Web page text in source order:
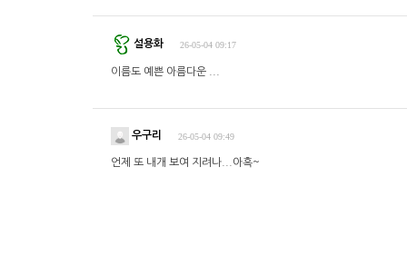
설용화 26-05-04 09:17
이름도 예쁜 아름다운 ...
우구리 26-05-04 09:49
언제 또 내개 보여 지려나...아흑~